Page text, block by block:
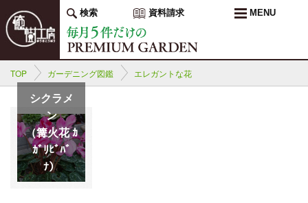
検索 資料請求 MENU
TOP ガーデニング図鑑 エレガントな花
シクラメ
ン
（篝火花 ｶ
ｶﾞﾘﾋﾞﾊﾞ
ﾅ）